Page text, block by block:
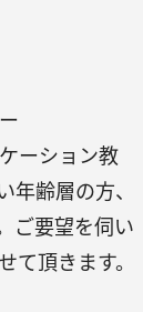
ーション教
齢層の方、
ご要望を伺い
頂きます。